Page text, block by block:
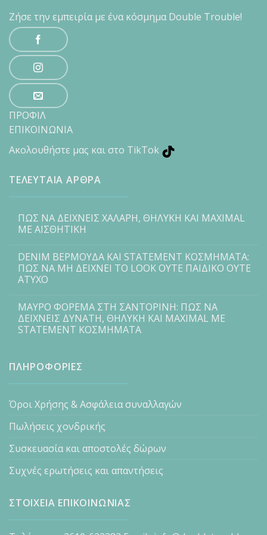
Ζήσε την εμπειρία με ένα κόσμημα Double Trouble!
ΠΡΟΦΙΛ
ΕΠΙΚΟΙΝΩΝΙΑ
Ακολουθήστε μας και στο TikTok
ΤΕΛΕΥΤΑΙΑ ΑΡΘΡΑ
ΠΩΣ ΝΑ ΔΕΙΧΝΕΙΣ ΧΑΛΑΡΗ, ΘΗΛΥΚΗ ΚΑΙ MAXIMAL
ΜΕ ΑΙΣΘΗΤΙΚΗ
DENIM ΒΕΡΜΟΥΔΑ ΚΑΙ STATEMENT ΚΟΣΜΗΜΑΤΑ:
ΠΩΣ ΝΑ ΜΗ ΔΕΙΧΝΕΙ ΤΟ LOOK ΟΥΤΕ ΠΑΙΔΙΚΟ ΟΥΤΕ
ΑΤΥΧΟ
ΜΑΥΡΟ ΦΟΡΕΜΑ ΣΤΗ ΣΑΝΤΟΡΙΝΗ: ΠΩΣ ΝΑ
ΔΕΙΧΝΕΙΣ ΔΥΝΑΤΗ, ΘΗΛΥΚΗ ΚΑΙ MAXIMAL ΜΕ
STATEMENT ΚΟΣΜΗΜΑΤΑ
ΠΛΗΡΟΦΟΡΙΕΣ
Όροι Χρήσης & Ασφάλεια συναλλαγών
Πωλήσεις χονδρικής
Συσκευασία και αποστολές δώρων
Συχνές ερωτήσεις και απαντήσεις
ΣΤΟΙΧΕΙΑ ΕΠΙΚΟΙΝΩΝΙΑΣ